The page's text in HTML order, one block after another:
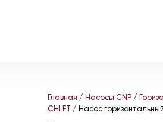
Главная / Насосы CNP/
CHLFT
/ Насос